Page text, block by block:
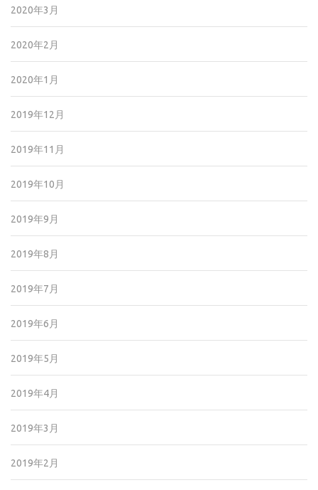
2020年3月
2020年2月
2020年1月
2019年12月
2019年11月
2019年10月
2019年9月
2019年8月
2019年7月
2019年6月
2019年5月
2019年4月
2019年3月
2019年2月